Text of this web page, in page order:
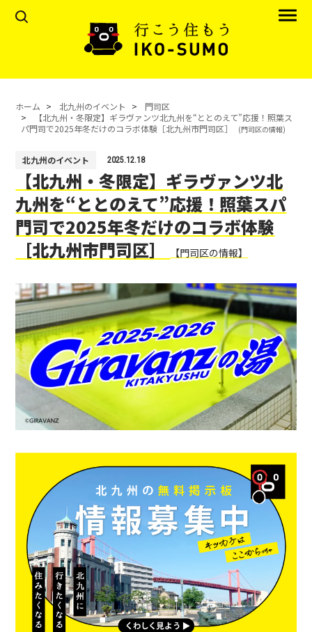
ホーム 北九州のイベント
門司区
【北九州・冬限定】ギラヴァンツ北九州を“ととのえて”応援！照葉ス
パ門司で2025年冬だけのコラボ体験［北九州市門司区］
(門司区の情報)
北九州のイベント 2025.12.18
【北九州・冬限定】ギラヴァンツ北
九州を“ととのえて”応援！照葉スパ
門司で2025年冬だけのコラボ体験
［北九州市門司区］
【門司区の情報】